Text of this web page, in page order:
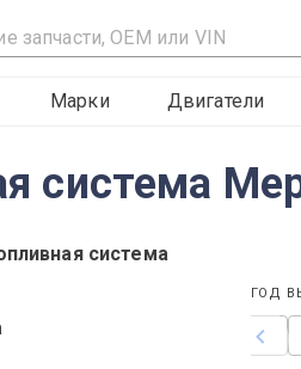
Марки Двигатели
система
система
ГОД